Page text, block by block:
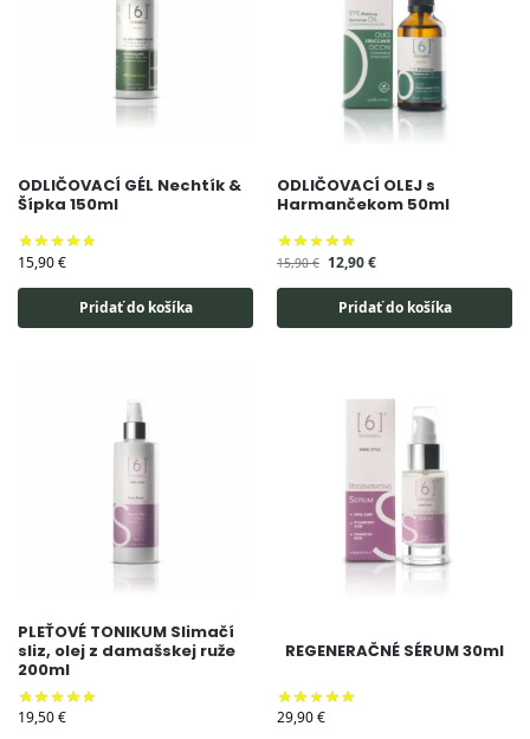
ODLIČOVACÍ GÉL Nechtík &
Šípka 150ml
15,90€
Pridať do košíka
ODLIČOVACÍ OLEJ s
Harmančekom 50ml
15,90€ 12,90€
Pridať do košíka
PLEŤOVÉ TONIKUM Slimačí
sliz, olej z damašskej ruže
200ml
19,50€
REGENERAČNÉ SÉRUM 30ml
29,90€